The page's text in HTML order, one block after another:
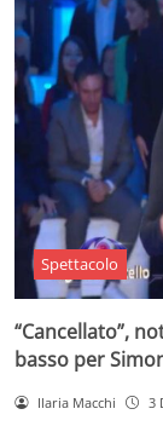
Spettacolo
“Cancellato”,
basso per
Ilaria Macchi 3